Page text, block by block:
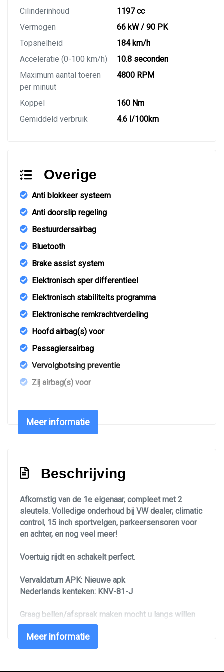
Cilinderinhoud
1197 cc
Vermogen
66 kW / 90 PK
Topsnelheid
184 km/h
Acceleratie (0-100 km/h)
10.8 seconden
Maximum aantal toeren
per minuut
4800 RPM
Koppel
160 Nm
Gemiddeld verbruik
4.6 l/100km
Overige
Anti blokkeer systeem
Anti doorslip regeling
Bestuurdersairbag
Bluetooth
Brake assist system
Elektronisch sper differentieel
Elektronisch stabiliteits programma
Elektronische remkrachtverdeling
Hoofd airbag(s) voor
Passagiersairbag
Vervolgbotsing preventie
Zij airbag(s) voor
Achterbank in delen neerklapbaar
Elektrische ramen achter
Elektrische ramen voor
Elektrische ramen voor en achter
Passagiersstoel in hoogte verstelbaar
Stuurbekrachtiging snelheidsafhankelijk
Voorstoelen in hoogte verstelbaar
Buitenspiegels elektrisch verstel- en
verwarmbaar
Buitenspiegels in carrosseriekleur
Centrale vergrendeling met afstandsbediening
Meer informatie
Beschrijving
Afkomstig van de 1e eigenaar, compleet met 2
sleutels. Volledige onderhoud bij VW dealer, climatic
control, 15 inch sportvelgen, parkeersensoren voor
en achter, en nog veel meer!
Voertuig rijdt en schakelt perfect.
Vervaldatum APK: Nieuwe apk
Nederlands kenteken: KNV-81-J
Graag bellen/afspraak maken mocht u langs willen
komen, zo kunnen wij U alle aandacht geven en
voorkomen wij teleurstellingen.
Meer informatie